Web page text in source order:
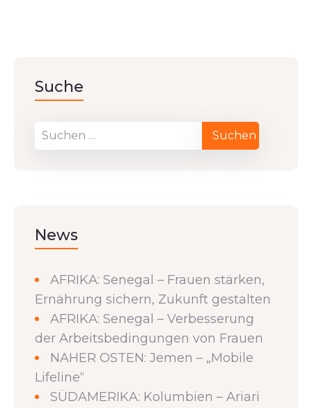
Suche
News
AFRIKA: Senegal – Frauen stärken,
Ernährung sichern, Zukunft gestalten
AFRIKA: Senegal – Verbesserung
der Arbeitsbedingungen von Frauen
NAHER OSTEN: Jemen – „Mobile
Lifeline“
SÜDAMERIKA: Kolumbien – Ariari